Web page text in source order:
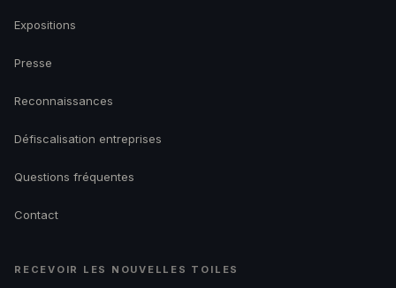
Expositions
Presse
Reconnaissances
Défiscalisation entreprises
Questions fréquentes
Contact
RECEVOIR LES NOUVELLES TOILES